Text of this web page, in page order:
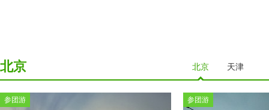
北京 北京 天津
参团游 参团游